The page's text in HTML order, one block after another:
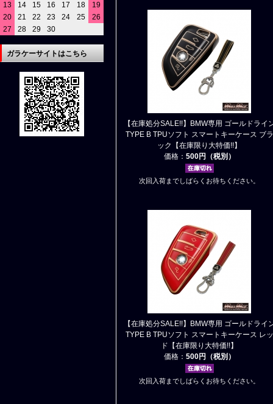
【在庫処分SALE!!】BMW専用 ゴールドライ
TYPE B TPUソフト スマートキーケース ブラ
ック【在庫限り大特価!!】
価格： 500円（税別）
次回入荷までしばらくお待ちください。
【在庫処分SALE!!】BMW専用 ゴールドライ
TYPE B TPUソフト スマートキーケース レッ
ド【在庫限り大特価!!】
価格： 500円（税別）
次回入荷までしばらくお待ちください。
13
14 15 16 17 18
19
20
21 22 23 24 25
26
27
28 29 30
ガラケーサイトはこちら